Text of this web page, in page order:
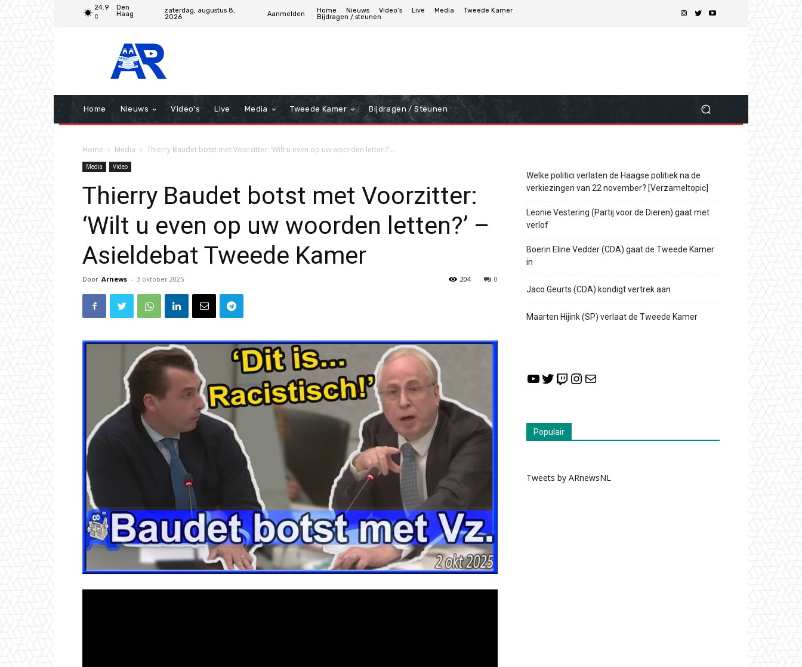
24.9
C
Den
Haag
zaterdag, augustus 8,
2026
Aanmelden Home Nieuws Video’s Live Media
Tweede Kamer
Bijdragen / steunen
Home Nieuws Video’s Live Media Tweede Kamer Bijdragen / Steunen
Home Media Thierry Baudet botst met Voorzitter: ‘Wilt u even op uw woorden letten?’...
Media Video
Thierry Baudet botst met Voorzitter:
‘Wilt u even op uw woorden letten?’ –
Asieldebat Tweede Kamer
Door Arnews - 3 oktober 2025 0
204
Welke politici verlaten de Haagse politiek na de
verkiezingen van 22 november? [Verzameltopic]
Leonie Vestering (Partij voor de Dieren) gaat met
verlof
Boerin Eline Vedder (CDA) gaat de Tweede Kamer
in
Jaco Geurts (CDA) kondigt vertrek aan
Maarten Hijink (SP) verlaat de Tweede Kamer
YouTube
Twitter
Twitch
Instagram
E-mail
Populair
Tweets by ARnewsNL